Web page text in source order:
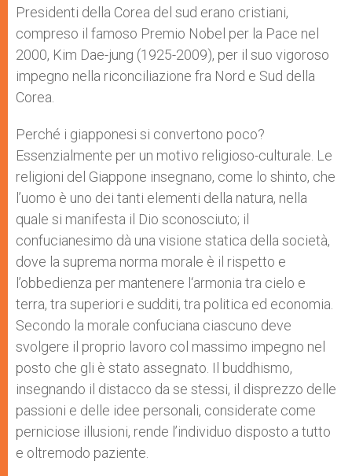
Presidenti della Corea del sud erano cristiani,
compreso il famoso Premio Nobel per la Pace nel
2000, Kim Dae-jung (1925-2009), per il suo vigoroso
impegno nella riconciliazione fra Nord e Sud della
Corea.
Perché i giapponesi si convertono poco?
Essenzialmente per un motivo religioso-culturale. Le
religioni del Giappone insegnano, come lo shinto, che
l’uomo è uno dei tanti elementi della natura, nella
quale si manifesta il Dio sconosciuto; il
confucianesimo dà una visione statica della società,
dove la suprema norma morale è il rispetto e
l’obbedienza per mantenere l‘armonia tra cielo e
terra, tra superiori e sudditi, tra politica ed economia.
Secondo la morale confuciana ciascuno deve
svolgere il proprio lavoro col massimo impegno nel
posto che gli è stato assegnato. Il buddhismo,
insegnando il distacco da se stessi, il disprezzo delle
passioni e delle idee personali, considerate come
perniciose illusioni, rende l’individuo disposto a tutto
e oltremodo paziente.